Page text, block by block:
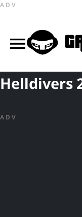
ADV
Helldivers
ADV